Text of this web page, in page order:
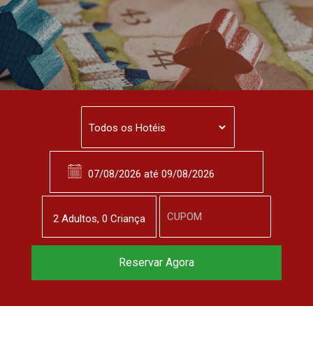
2 Adultos, 0 Criança
Reserve agora, com
Reservar Agora